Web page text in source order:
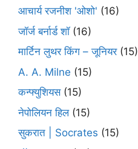
आचार्य रजनीश 'ओशो' (16)
जॉर्ज बर्नार्ड शॉ(16)
मार्टिन लुथर किंग – जूनियर(15)
A. A. Milne (15)
कन्फ्युशियस(15)
नेपोलियन हिल(15)
सुकरात | Socrates (15)